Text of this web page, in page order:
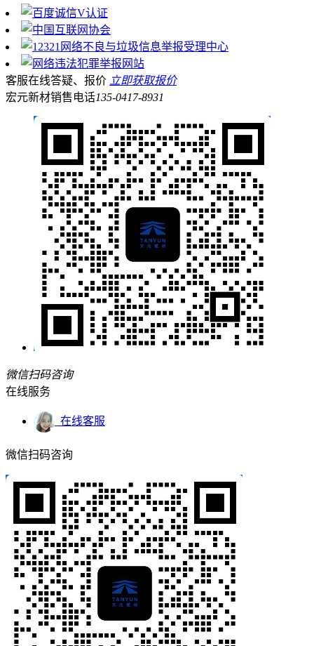
客服在线答疑、报价 立即获取报价
宏元新材销售电话135-0417-8931
微信扫码咨询
在线服务
在线客服
微信扫码咨询